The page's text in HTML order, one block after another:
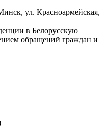
ул. Красноармейская,
в Белорусскую
обращений граждан и